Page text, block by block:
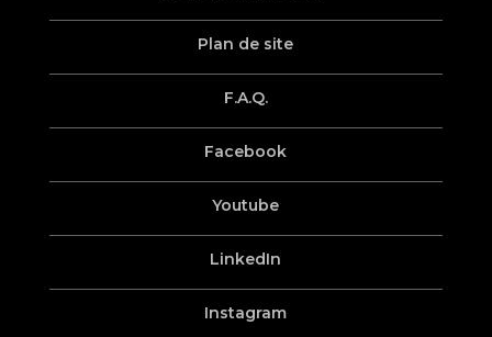
Plan de site
F.A.Q.
Facebook
Youtube
LinkedIn
Instagram